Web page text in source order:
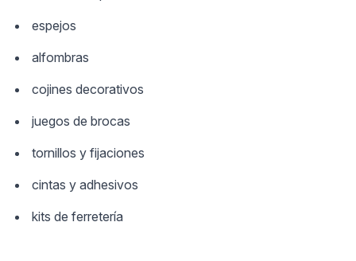
espejos
alfombras
cojines decorativos
juegos de brocas
tornillos y fijaciones
cintas y adhesivos
kits de ferretería